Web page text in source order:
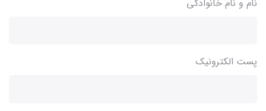
نام و نام خانوادگی
پست الکترونیک